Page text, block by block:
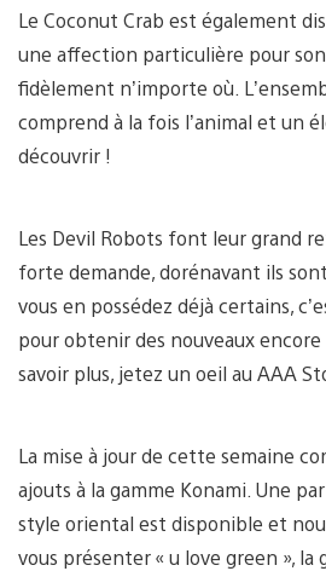
Le Coconut Crab est également
une affection particulière pour
fidèlement n’importe où.
comprend à la fois l’animal et un
découvrir !
Les Devil Robots font leur grand
forte demande, dorénavant ils
vous en possédez déjà certains,
pour obtenir des nouveaux
savoir plus, jetez un oeil au AAA
La mise à jour de cette semaine
ajouts à la gamme Konami. Une
style oriental est disponible et
vous présenter « u love green », la